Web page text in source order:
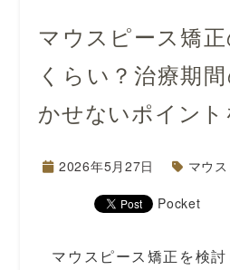
マウスピース矯
くらい？治療期
かせないポイント
2026年5月27日 マウ
Pocket
マウスピース矯正を検